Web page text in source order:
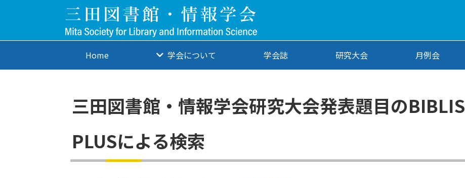
Home 学会について 学会誌 研究大会 月例会
三田図書館・情報学会研究大会発表題目のBIBLIS
PLUSによる検索